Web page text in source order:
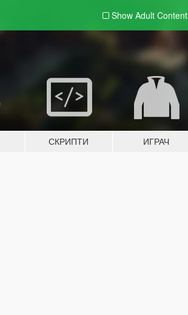
Show Adult Content
СКРИПТИ ИГРАЧ